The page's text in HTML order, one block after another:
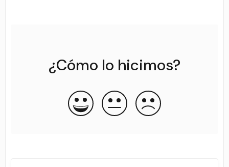
¿Cómo lo hicimos?